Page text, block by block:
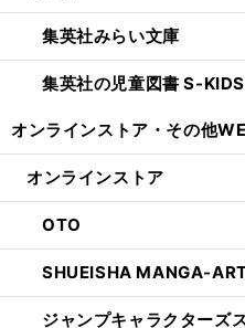
集英社みらい文庫
集英社の児童図書 S-
オンラインストア・ その他
オンラインストア
OTO
SHUEISHA MANGA-
ジャンプキャラクターズ